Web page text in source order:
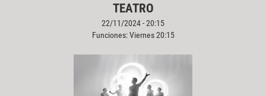
TEATRO
22/11/2024 - 20:15
Funciones: Viernes 20:15